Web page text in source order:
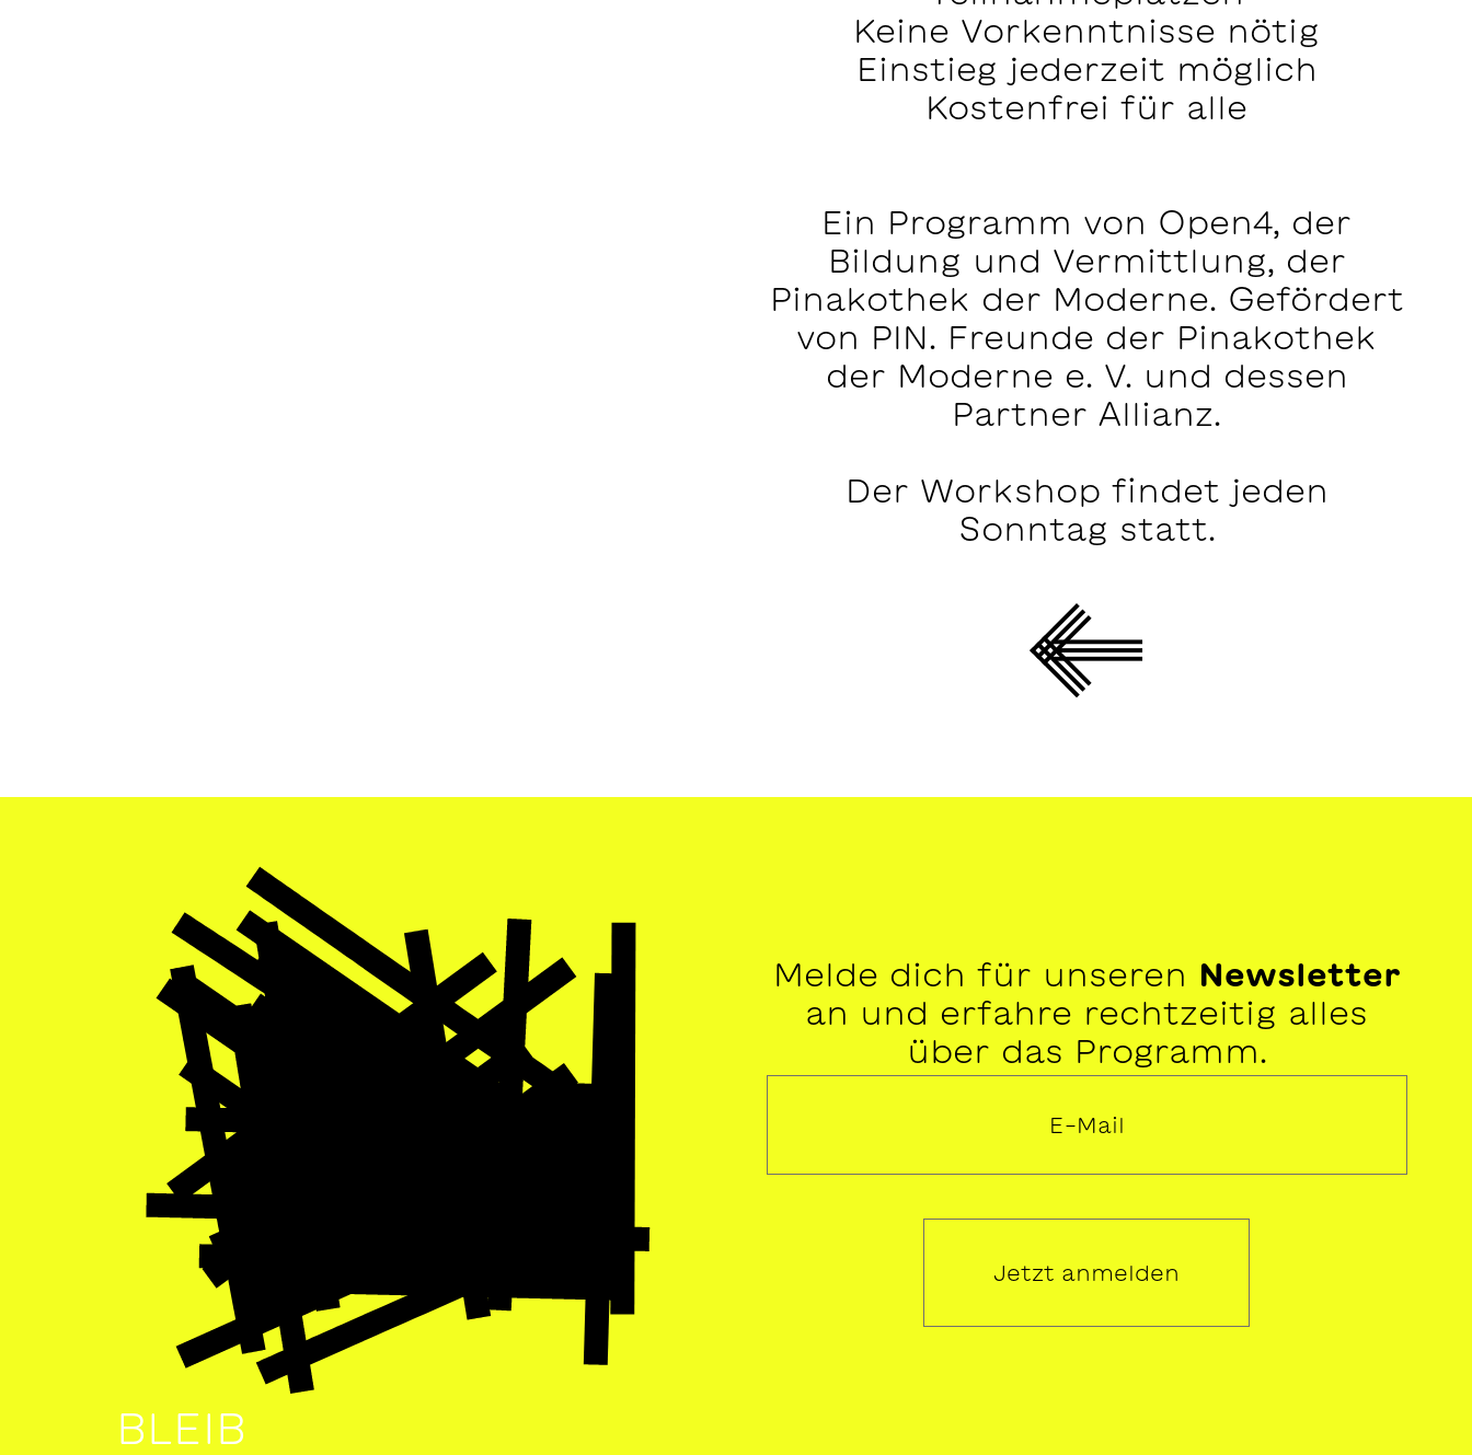
Keine Vorkenntnisse nötig
Einstieg jederzeit möglich
Kostenfrei für alle
Ein Programm von Open4, der
Bildung und Vermittlung, der
Pinakothek der Moderne. Gefördert
von PIN. Freunde der Pinakothek
der Moderne e. V. und dessen
Partner Allianz.
Der Workshop findet jeden
Sonntag statt.
BLEIB
Melde dich für unseren Newsletter
an und erfahre rechtzeitig alles
über das Programm.